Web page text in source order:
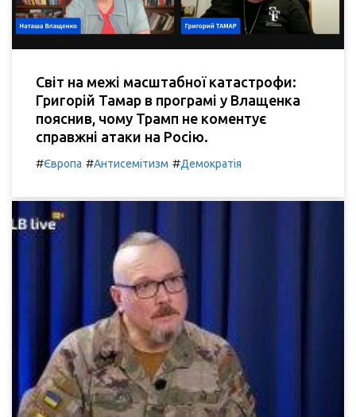
Світ на межі масштабної катастрофи:
Григорій Тамар в програмі у Влащенка
пояснив, чому Трамп не коментує
справжні атаки на Росію.
#Європа #Антисемітизм #Демократія